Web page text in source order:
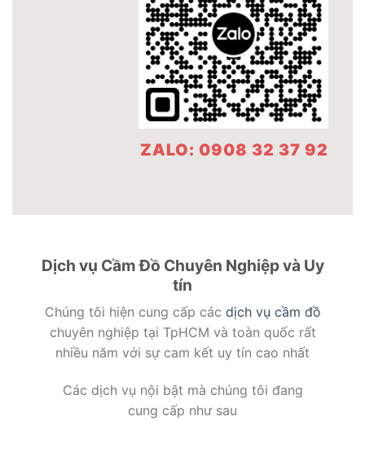
ZALO: 0908 32 37 92
Dịch vụ Cầm Đồ Chuyên Nghiệp và Uy
tín
Chúng tôi hiện cung cấp các dịch vụ cầm đồ
chuyên nghiệp tại TpHCM và toàn quốc rất
nhiều năm với sự cam kết uy tín cao nhất
Các dịch vụ nội bật mà chúng tôi đang
cung cấp như sau